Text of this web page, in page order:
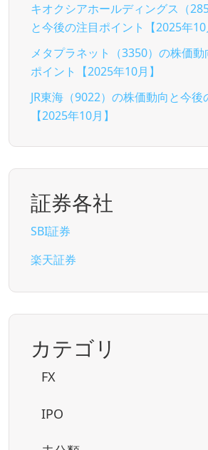
キオクシアホールディングス（
と今後の注目ポイント【2025年10
メタプラネット（3350）の株価動
ポイント【2025年10月】
JR東海（9022）の株価動向と今後
【2025年10月】
証券各社
SBI証券
楽天証券
カテゴリ
FX
IPO